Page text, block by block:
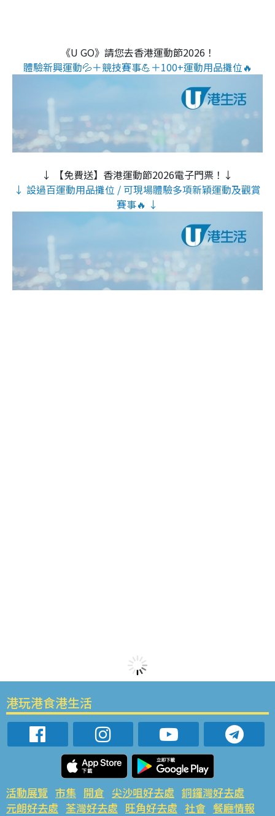
《U GO》請您去香港運動節2026！
體驗新興運動💦＋競技賽事💪＋100+運動用品攤位🔥
↓ 【免費送】香港運動節2026電子門票！↓
↓ 設過百運動用品攤位 / 可現場體驗多項新穎運動及觀賞
賽事🔥 ↓
港玩港食港生活
活動展覽 市集 開倉 尖沙咀好去處 銅鑼灣好去處
元朗好去處 荃灣好去處 旺角好去處 社會 餐廳情報